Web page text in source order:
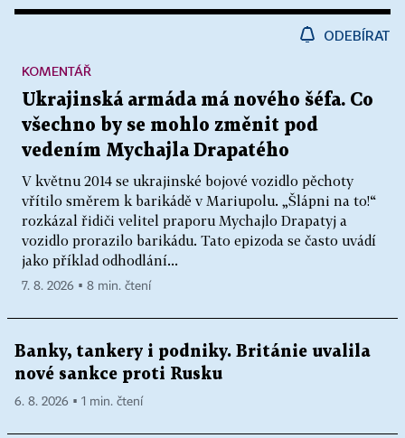
ODEBÍRAT
Ukrajinská armáda má nového šéfa. Co
všechno by se mohlo změnit pod
vedením Mychajla Drapatého
V květnu 2014 se ukrajinské bojové vozidlo pěchoty
vřítilo směrem k barikádě v Mariupolu. „Šlápni na to!“
rozkázal řidiči velitel praporu Mychajlo Drapatyj a
vozidlo prorazilo barikádu. Tato epizoda se často uvádí
jako příklad odhodlání...
KOMENTÁŘ
7. 8. 2026 ▪ 8 min. čtení
Banky, tankery i podniky. Británie uvalila
nové sankce proti Rusku
6. 8. 2026 ▪ 1 min. čtení